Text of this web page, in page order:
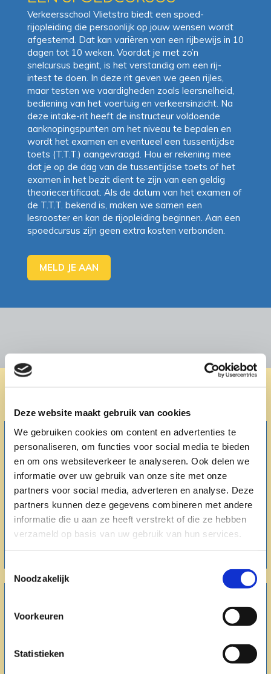
Deze website maakt gebruik van cookies
We gebruiken cookies om content en advertenties te
personaliseren, om functies voor social media te bieden
en om ons websiteverkeer te analyseren. Ook delen we
informatie over uw gebruik van onze site met onze
partners voor social media, adverteren en analyse. Deze
partners kunnen deze gegevens combineren met andere
informatie die u aan ze heeft verstrekt of die ze hebben
verzameld op basis van uw gebruik van hun services.
Toestemmingsselectie
Noodzakelijk
Voorkeuren
Statistieken
Verkeersschool Vlietstra biedt een spoed-
rijopleiding die persoonlijk op jouw wensen wordt
afgestemd. Dat kan variëren van een rijbewijs in 10
dagen tot 10 weken. Voordat je met zo’n
snelcursus begint, is het verstandig om een rij-
intest te doen. In deze rit geven we geen rijles,
maar testen we vaardigheden zoals leersnelheid,
bediening van het voertuig en verkeersinzicht. Na
deze intake-rit heeft de instructeur voldoende
aanknopingspunten om het niveau te bepalen en
wordt het examen en eventueel een tussentijdse
toets (T.T.T.) aangevraagd. Hou er rekening mee
dat je op de dag van de tussentijdse toets of het
examen in het bezit dient te zijn van een geldig
theoriecertificaat. Als de datum van het examen of
de T.T.T. bekend is, maken we samen een
lesrooster en kan de rijopleiding beginnen. Aan een
spoedcursus zijn geen extra kosten verbonden.
MELD JE AAN
OPFRISCURSUS
Heb je al een rijbewijs, maar heb je al een tijd of
misschien zelfs al jaren niet meer achter het stuur
gezeten? Dan kan de drempel groot zijn om weer
zelfstandig in de auto te stappen. Daarom bieden wij
rijvaardigheidstrainingen om snel je praktische kennis
weer op peil te brengen.
RIJANGST
oorzaken hebben. Vaak kunnen we de angst bij je